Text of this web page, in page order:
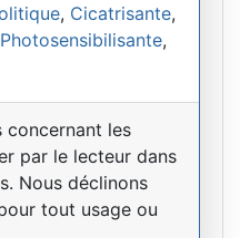
, Cicatrisante,
Photosensibilisante,
concernant les
par le lecteur dans
Nous déclinons
tout usage ou